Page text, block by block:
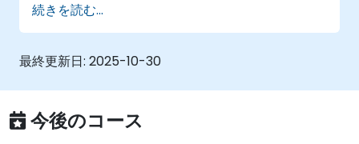
組織内のデータ階層や構造をモデリングし、
保存・管理する。
マスターデータのクレンジング、照合、検
PIMデータをデジタルアセット管理システム
（DAM）、コンテンツ管理システム
（CMS）、そしてユーザー体験／顧客体験設
続きを読む...
最終更新日: 2025-10-30
今後のコース